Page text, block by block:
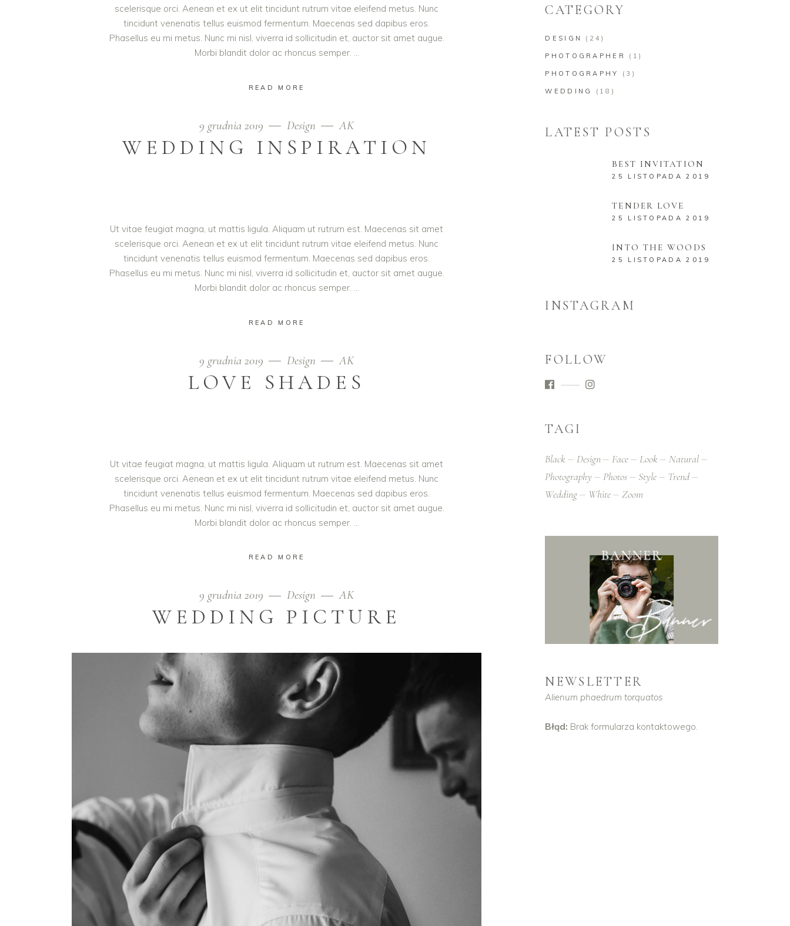
scelerisque orci. Aenean et ex ut elit tincidunt rutrum vitae eleifend metus. Nunc
tincidunt venenatis tellus euismod fermentum. Maecenas sed dapibus eros.
Phasellus eu mi metus. Nunc mi nisl, viverra id sollicitudin et, auctor sit amet augue.
Morbi blandit dolor ac rhoncus semper.
READ MORE
9 grudnia 2019 Design AK
WEDDING INSPIRATION
Ut vitae feugiat magna, ut mattis ligula. Aliquam ut rutrum est. Maecenas sit amet
scelerisque orci. Aenean et ex ut elit tincidunt rutrum vitae eleifend metus. Nunc
tincidunt venenatis tellus euismod fermentum. Maecenas sed dapibus eros.
Phasellus eu mi metus. Nunc mi nisl, viverra id sollicitudin et, auctor sit amet augue.
Morbi blandit dolor ac rhoncus semper.
READ MORE
9 grudnia 2019 Design AK
LOVE SHADES
Ut vitae feugiat magna, ut mattis ligula. Aliquam ut rutrum est. Maecenas sit amet
scelerisque orci. Aenean et ex ut elit tincidunt rutrum vitae eleifend metus. Nunc
tincidunt venenatis tellus euismod fermentum. Maecenas sed dapibus eros.
Phasellus eu mi metus. Nunc mi nisl, viverra id sollicitudin et, auctor sit amet augue.
Morbi blandit dolor ac rhoncus semper.
READ MORE
9 grudnia 2019 Design AK
WEDDING PICTURE
CATEGORY
DESIGN (24)
PHOTOGRAPHER (1)
PHOTOGRAPHY (3)
WEDDING (18)
LATEST POSTS
BEST INVITATION
25 LISTOPADA 2019
TENDER LOVE
25 LISTOPADA 2019
INTO THE WOODS
25 LISTOPADA 2019
INSTAGRAM
FOLLOW
TAGI
Black Design Face Look
Natural
Photography
Photos Style
Trend
Wedding
White Zoom
NEWSLETTER
Alienum phaedrum torquatos
Błąd: Brak formularza kontaktowego.